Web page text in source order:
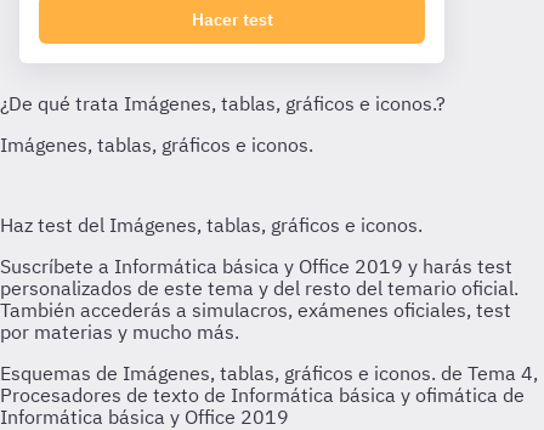
Hacer test
Esquemas de Imágenes, tablas, gráficos e iconos. de Tema 4,
Procesadores de texto de Informática básica y ofimática de
Informática básica y Office 2019